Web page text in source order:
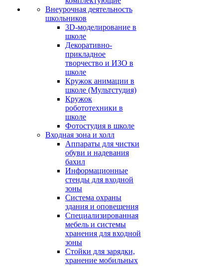
Внеурочная деятельность
школьников
3D-моделирование в
школе
Декоративно-
прикладное
творчество и ИЗО в
школе
Кружок анимации в
школе (Мультстудия)
Кружок
робототехники в
школе
Фотостудия в школе
Входная зона и холл
Аппараты для чистки
обуви и надевания
бахил
Информационные
стенды для входной
зоны
Система охраны
здания и оповещения
Специализированная
мебель и системы
хранения для входной
зоны
Стойки для зарядки,
хранение мобильных